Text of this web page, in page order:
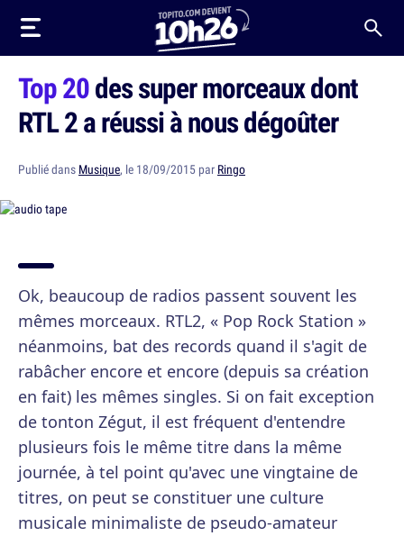
Top 20des super morceaux dont
RTL 2 a réussi à nous dégoûter
Publié dans Musique, le 18/09/2015 par Ringo
Ok, beaucoup de radios passent souvent les
mêmes morceaux. RTL2, « Pop Rock Station »
néanmoins, bat des records quand il s'agit de
rabâcher encore et encore (depuis sa création
en fait) les mêmes singles. Si on fait exception
de tonton Zégut, il est fréquent d'entendre
plusieurs fois le même titre dans la même
journée, à tel point qu'avec une vingtaine de
titres, on peut se constituer une culture
musicale minimaliste de pseudo-amateur